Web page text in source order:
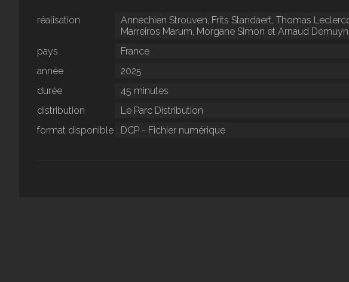
réalisation
Annechien Strouven, Frits Standaert, Thomas
Marreiros Marum, Morgane Simon et Arnaud
pays
France
année
2025
durée
45 minutes
distribution
Le Parc Distribution
format disponible
DCP - Fichier numérique